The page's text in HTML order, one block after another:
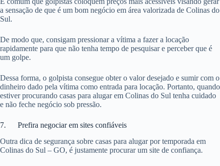
a sensação de que é um bom negócio em área valorizada de Colinas do
Sul.
De modo que, consigam pressionar a vítima a fazer a locação
rapidamente para que não tenha tempo de pesquisar e perceber que é
um golpe.
Dessa forma, o golpista consegue obter o valor desejado e sumir com o
dinheiro dado pela vítima como entrada para locação. Portanto, quando
estiver procurando casas para alugar em Colinas do Sul tenha cuidado
e não feche negócio sob pressão.
7. Prefira negociar em sites confiáveis
Outra dica de segurança sobre casas para alugar por temporada em
Colinas do Sul – GO, é justamente procurar um site de confiança.